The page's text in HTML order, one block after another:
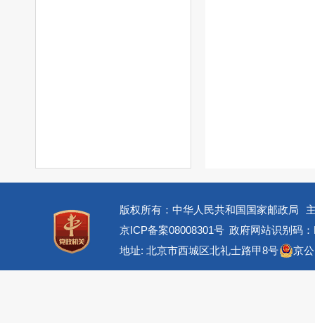
版权所有：中华人民共和国国家邮政局
京ICP备案08008301号 政府网站识别码
地址: 北京市西城区北礼士路甲8号
京